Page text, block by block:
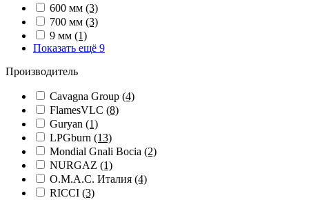
600 мм (3)
700 мм (3)
9 мм (1)
Показать ещё 9
Производитель
Cavagna Group (4)
FlamesVLC (8)
Guryan (1)
LPGburn (13)
Mondial Gnali Bocia (2)
NURGAZ (1)
O.M.A.C. Италия (4)
RICCI (3)